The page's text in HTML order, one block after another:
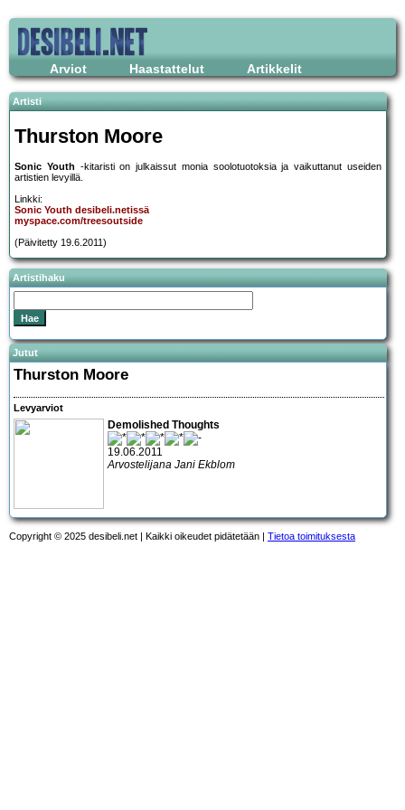
Arviot Haastattelut Artikkelit
Artisti
Thurston Moore
Sonic Youth -kitaristi on julkaissut monia soolotuotoksia ja vaikuttanut useiden
artistien levyillä.
Linkki:
Sonic Youth desibeli.netissä
myspace.com/treesoutside
(Päivitetty 19.6.2011)
Artistihaku
Jutut
Thurston Moore
Levyarviot
Demolished Thoughts
19.06.2011
Arvostelijana Jani Ekblom
Copyright © 2025 desibeli.net | Kaikki oikeudet pidätetään | Tietoa toimituksesta